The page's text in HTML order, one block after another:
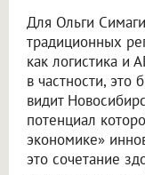
Для Ольги
традиционных
как логистика и
в частности, это
видит
потенциал
экономике»
это сочетание